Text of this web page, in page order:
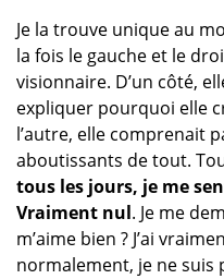
Je la trouve unique au
la fois le gauche et le
visionnaire. D’un côté,
expliquer pourquoi elle
l’autre, elle comprenait
aboutissants de tout.
tous les jours, je me
Vraiment nul. Je me
m’aime bien ? J’ai
normalement, je ne suis